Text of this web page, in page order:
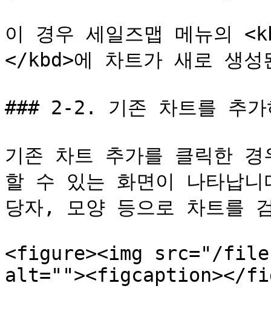
이 경우 세일즈맵 메뉴의
</kbd>에 차트가 새로 생
### 2-2. 기존 차트를 추가
기존 차트 추가를 클릭한
할 수 있는 화면이 나타납
당자, 모양 등으로 차트를
<figure><img src="/files/
alt=""><figcaption></